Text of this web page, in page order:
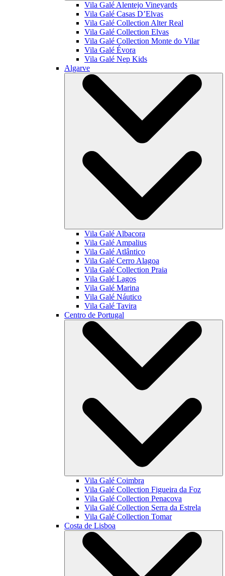
Vila Galé Alentejo Vineyards
Vila Galé Casas D’Elvas
Vila Galé Collection Alter Real
Vila Galé Collection Elvas
Vila Galé Collection Monte do Vilar
Vila Galé Évora
Vila Galé Nep Kids
Algarve
Vila Galé Albacora
Vila Galé Ampalius
Vila Galé Atlântico
Vila Galé Cerro Alagoa
Vila Galé Collection Praia
Vila Galé Lagos
Vila Galé Marina
Vila Galé Náutico
Vila Galé Tavira
Centro de Portugal
Vila Galé Coimbra
Vila Galé Collection Figueira da Foz
Vila Galé Collection Penacova
Vila Galé Collection Serra da Estrela
Vila Galé Collection Tomar
Costa de Lisboa